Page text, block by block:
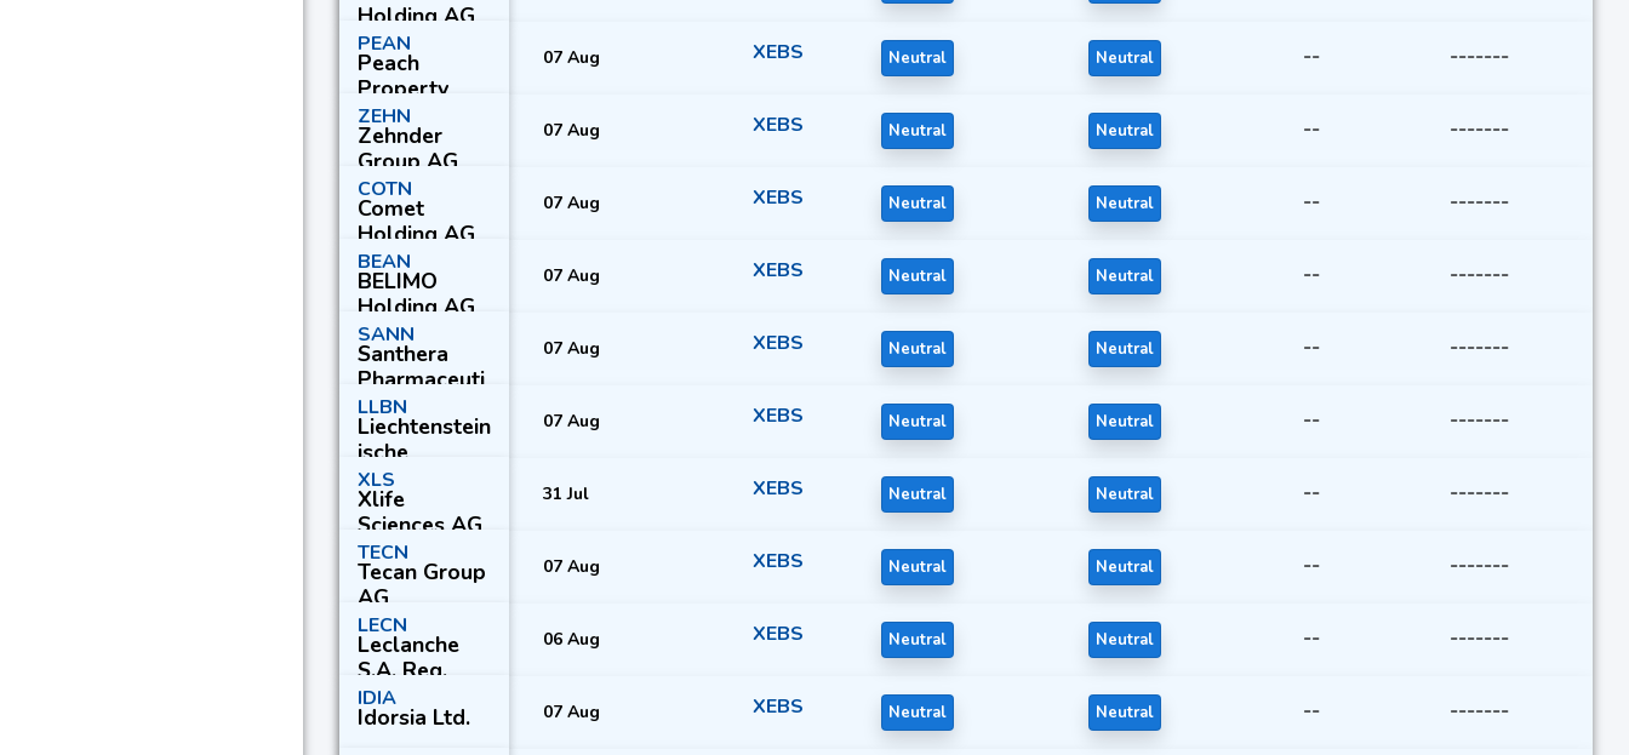
Holding AG
PEAN
Peach
Property
Group AG
07 Aug XEBS Neutral Neutral -- -------
ZEHN
Zehnder
Group AG
07 Aug XEBS Neutral Neutral -- -------
COTN
Comet
Holding AG
07 Aug XEBS Neutral Neutral -- -------
BEAN
BELIMO
Holding AG
07 Aug XEBS Neutral Neutral -- -------
SANN
Santhera
Pharmaceuti
cals Holding
AG
07 Aug XEBS Neutral Neutral -- -------
LLBN
Liechtenstein
ische
Landesbank
AG
07 Aug XEBS Neutral Neutral -- -------
XLS
Xlife
Sciences AG
31 Jul XEBS Neutral Neutral -- -------
TECN
Tecan Group
AG
07 Aug XEBS Neutral Neutral -- -------
LECN
Leclanche
S.A. Reg.
06 Aug XEBS Neutral Neutral -- -------
IDIA
Idorsia Ltd. 07 Aug XEBS Neutral Neutral -- -------